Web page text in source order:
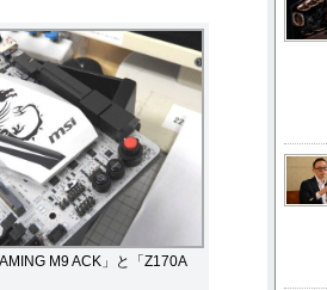
M9 ACK」と「Z170A